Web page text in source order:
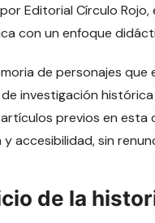
Editorial Círculo Rojo,
con un enfoque
de personajes que
investigación
previos en esta
accesibilidad, sin
de la